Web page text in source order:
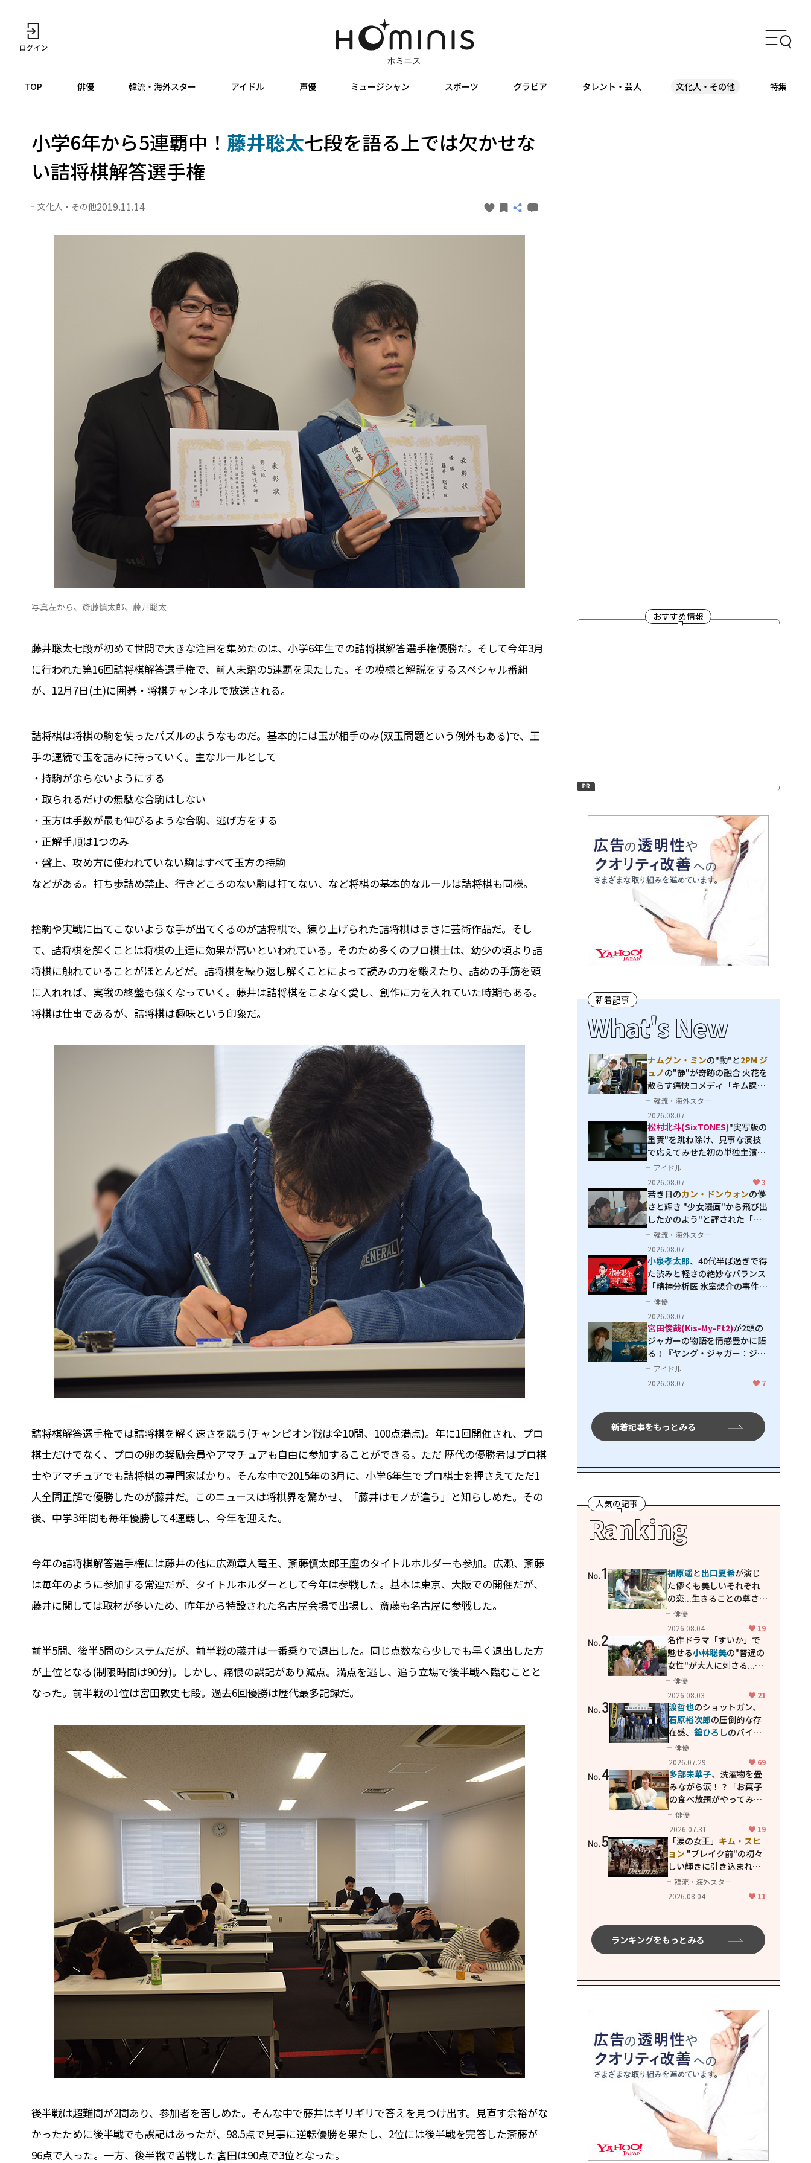
TOP 俳優 韓流・海外スター アイドル 声優 ミュージシャン スポーツ グラビア タレント・芸人 文化人・その他 特集
小学6年から5連覇中！ 藤井聡太七段を語る上では欠かせな
い詰将棋解答選手権
文化人・その他2019.11.14
写真左から、斎藤慎太郎、藤井聡太
藤井聡太七段が初めて世間で大きな注目を集めたのは、小学6年生での詰将棋解答選手権優勝だ。そして今年3月
に行われた第16回詰将棋解答選手権で、前人未踏の5連覇を果たした。その模様と解説をするスペシャル番組
が、12月7日(土)に囲碁・将棋チャンネルで放送される。
詰将棋は将棋の駒を使ったパズルのようなものだ。基本的には玉が相手のみ(双玉問題という例外もある)で、王
手の連続で玉を詰みに持っていく。主なルールとして
・持駒が余らないようにする
・取られるだけの無駄な合駒はしない
・玉方は手数が最も伸びるような合駒、逃げ方をする
・正解手順は1つのみ
・盤上、攻め方に使われていない駒はすべて玉方の持駒
などがある。打ち歩詰め禁止、行きどころのない駒は打てない、など将棋の基本的なルールは詰将棋も同様。
捨駒や実戦に出てこないような手が出てくるのが詰将棋で、練り上げられた詰将棋はまさに芸術作品だ。そし
て、詰将棋を解くことは将棋の上達に効果が高いといわれている。そのため多くのプロ棋士は、幼少の頃より詰
将棋に触れていることがほとんどだ。詰将棋を繰り返し解くことによって読みの力を鍛えたり、詰めの手筋を頭
に入れれば、実戦の終盤も強くなっていく。藤井は詰将棋をこよなく愛し、創作に力を入れていた時期もある。
将棋は仕事であるが、詰将棋は趣味という印象だ。
詰将棋解答選手権では詰将棋を解く速さを競う(チャンピオン戦は全10問、100点満点)。年に1回開催され、プロ
棋士だけでなく、プロの卵の奨励会員やアマチュアも自由に参加することができる。ただ 歴代の優勝者はプロ棋
士やアマチュアでも詰将棋の専門家ばかり。そんな中で2015年の3月に、小学6年生でプロ棋士を押さえてただ1
人全問正解で優勝したのが藤井だ。このニュースは将棋界を驚かせ、「藤井はモノが違う」と知らしめた。その
後、中学3年間も毎年優勝して4連覇し、今年を迎えた。
今年の詰将棋解答選手権には藤井の他に広瀬章人竜王、斎藤慎太郎王座のタイトルホルダーも参加。広瀬、斎藤
は毎年のように参加する常連だが、タイトルホルダーとして今年は参戦した。基本は東京、大阪での開催だが、
藤井に関しては取材が多いため、昨年から特設された名古屋会場で出場し、斎藤も名古屋に参戦した。
前半5問、後半5問のシステムだが、前半戦の藤井は一番乗りで退出した。同じ点数なら少しでも早く退出した方
が上位となる(制限時間は90分)。しかし、痛恨の誤記があり減点。満点を逃し、追う立場で後半戦へ臨むことと
なった。前半戦の1位は宮田敦史七段。過去6回優勝は歴代最多記録だ。
後半戦は超難問が2問あり、参加者を苦しめた。そんな中で藤井はギリギリで答えを見つけ出す。見直す余裕がな
かったために後半戦でも誤記はあったが、98.5点で見事に逆転優勝を果たし、2位には後半戦を完答した斎藤が
96点で入った。一方、後半戦で苦戦した宮田は90点で3位となった。
おすすめ情報
新着記事
What's New
ナムグン・ミンの"動"と2PM ジ
ュノの"静"が奇跡の融合 火花を
散らす痛快コメディ「キム課長
とソ理事～Bravo! Your Life
～」
韓流・海外スター
2026.08.07
松村北斗(SixTONES)"実写版の
重責"を跳ね除け、見事な演技
で応えてみせた初の単独主演映
画「秒速5センチメートル」
アイドル
2026.08.07
3
若き日のカン・ドンウォンの儚
さと輝き "少女漫画"から飛び出
したかのよう"と評された「オ
オカミの誘惑」
韓流・海外スター
2026.08.07
小泉孝太郎、40代半ば過ぎで得
た渋みと軽さの絶妙なバランス
「精神分析医 氷室想介の事件簿
３」で見せる進化
俳優
2026.08.07
宮田俊哉(Kis-My-Ft2)が2頭の
ジャガーの物語を情感豊かに語
る！『ヤング・ジャガー：ジャ
ングル王への道』『ジャガーと
ウミガメの物語：熱帯林の守護
アイドル
2026.08.07
7
新着記事をもっとみる
人気の記事
Ranking
No.1 福原遥と出口夏希が演じ
た儚くも美しいそれぞれ
の恋...生きることの尊さを
教えてくれた映画「あの
花が咲く丘で、君とまた出
会えたら。」
俳優
2026.08.04
19
No.2
名作ドラマ「すいか」で
魅せる小林聡美の"普通の
女性"が大人に刺さる...映
画「かもめ食堂」にも通
じる静かな芝居
俳優
2026.08.03
21
No.3 渡哲也のショットガン、
石原裕次郎の圧倒的な存
在感、舘ひろしのバイク
アクション！"大門軍
団"のカッコよさが詰まっ
た「西部警察 PART-II」
俳優
2026.07.29
69
No.4 多部未華子、洗濯物を畳
みながら涙！？「お菓子
の食べ放題がやってみた
い」ハンディファン4台の
暑さ対策も明かす
俳優
2026.07.31
19
No.5 「涙の女王」 キム・スヒ
ョン "ブレイク前"の初々
しい輝きに引き込まれ
る...2PM テギョン
共演の青春名作「ドリー
韓流・海外スター
2026.08.04
11
ランキングをもっとみる